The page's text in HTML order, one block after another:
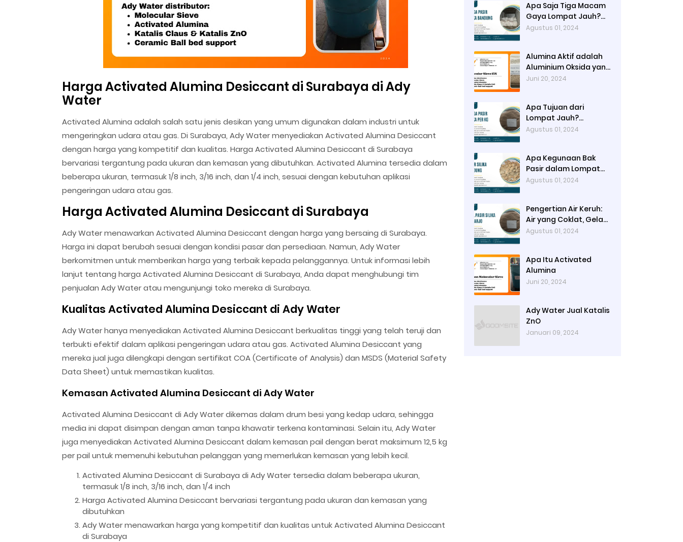
Harga Activated Alumina Desiccant di Surabaya di Ady
Water
Activated Alumina adalah salah satu jenis desikan yang umum digunakan dalam industri untuk
mengeringkan udara atau gas. Di Surabaya, Ady Water menyediakan Activated Alumina Desiccant
dengan harga yang kompetitif dan kualitas. Harga Activated Alumina Desiccant di Surabaya
bervariasi tergantung pada ukuran dan kemasan yang dibutuhkan. Activated Alumina tersedia dalam
beberapa ukuran, termasuk 1/8 inch, 3/16 inch, dan 1/4 inch, sesuai dengan kebutuhan aplikasi
pengeringan udara atau gas.
Harga Activated Alumina Desiccant di Surabaya
Ady Water menawarkan Activated Alumina Desiccant dengan harga yang bersaing di Surabaya.
Harga ini dapat berubah sesuai dengan kondisi pasar dan persediaan. Namun, Ady Water
berkomitmen untuk memberikan harga yang terbaik kepada pelanggannya. Untuk informasi lebih
lanjut tentang harga Activated Alumina Desiccant di Surabaya, Anda dapat menghubungi tim
penjualan Ady Water atau mengunjungi toko mereka di Surabaya.
Kualitas Activated Alumina Desiccant di Ady Water
Ady Water hanya menyediakan Activated Alumina Desiccant berkualitas tinggi yang telah teruji dan
terbukti efektif dalam aplikasi pengeringan udara atau gas. Activated Alumina Desiccant yang
mereka jual juga dilengkapi dengan sertifikat COA (Certificate of Analysis) dan MSDS (Material Safety
Data Sheet) untuk memastikan kualitas.
Kemasan Activated Alumina Desiccant di Ady Water
Activated Alumina Desiccant di Ady Water dikemas dalam drum besi yang kedap udara, sehingga
media ini dapat disimpan dengan aman tanpa khawatir terkena kontaminasi. Selain itu, Ady Water
juga menyediakan Activated Alumina Desiccant dalam kemasan pail dengan berat maksimum 12,5 kg
per pail untuk memenuhi kebutuhan pelanggan yang memerlukan kemasan yang lebih kecil.
Activated Alumina Desiccant di Surabaya di Ady Water tersedia dalam beberapa ukuran,
termasuk 1/8 inch, 3/16 inch, dan 1/4 inch
Harga Activated Alumina Desiccant bervariasi tergantung pada ukuran dan kemasan yang
dibutuhkan
Ady Water menawarkan harga yang kompetitif dan kualitas untuk Activated Alumina Desiccant
di Surabaya
Apa Saja Tiga Macam
Gaya Lompat Jauh?
Hang Style, Stride
Agustus 01, 2024
Alumina Aktif adalah
Aluminium Oksida yang
Sangat Berpori untuk
Kapasitas
Adsorpsinya
Juni 20, 2024
Apa Tujuan dari
Lompat Jauh?
Mencapai Jarak
Lompat
Agustus 01, 2024
Apa Kegunaan Bak
Pasir dalam Lompat
Jauh? Area
Agustus 01, 2024
Pengertian Air Keruh:
Air yang Coklat, Gelap
dan Kotor sehingga
Agustus 01, 2024
Apa Itu Activated
Alumina
Juni 20, 2024
Ady Water Jual Katalis
ZnO
Januari 09, 2024